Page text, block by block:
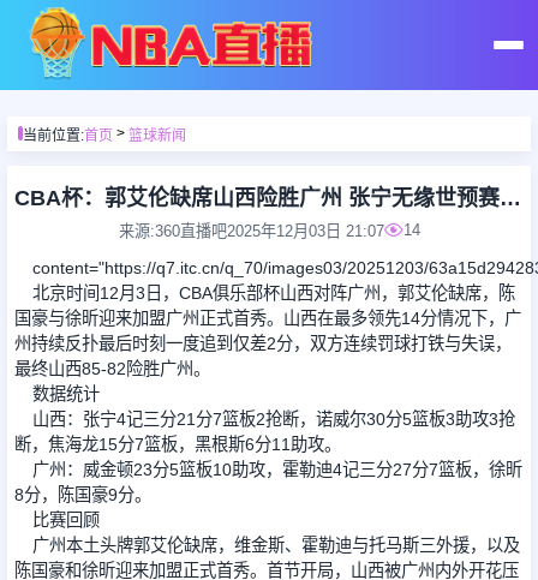
首页
足球直播
篮球直播
足球录像
篮球录像
足球集锦
篮球集锦
当前位置:首页> 篮球新闻
CBA杯：郭艾伦缺席山西险胜广州 张宁无缘世预赛后轰21+7
来源:360直播吧2025年12月03日 21:07 14
content="https://q7.itc.cn/q_70/images03/20251203/
北京时间12月3日，CBA俱乐部杯山西对阵广州，郭艾伦缺席，陈
国豪与徐昕迎来加盟广州正式首秀。山西在最多领先14分情况下，广
州持续反扑最后时刻一度追到仅差2分，双方连续罚球打铁与失误，
最终山西85-82险胜广州。
数据统计
山西：张宁4记三分21分7篮板2抢断，诺威尔30分5篮板3助攻3抢
断，焦海龙15分7篮板，黑根斯6分11助攻。
广州：威金顿23分5篮板10助攻，霍勒迪4记三分27分7篮板，徐昕
8分，陈国豪9分。
比赛回顾
广州本土头牌郭艾伦缺席，维金斯、霍勒迪与托马斯三外援，以及
陈国豪和徐昕迎来加盟正式首秀。首节开局，山西被广州内外开花压